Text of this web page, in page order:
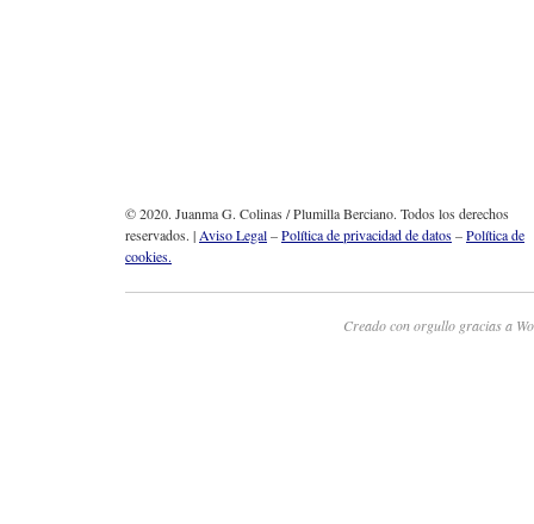
© 2020. Juanma G. Colinas / Plumilla Berciano. Todos los derechos
reservados. |Aviso Legal–Política de privacidad de datos–Política de
cookies.
Creado con orgullo gracias a